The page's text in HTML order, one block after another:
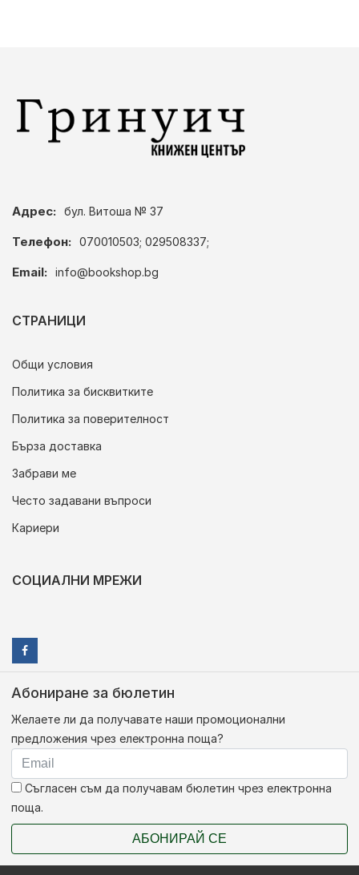
Адрес: бул. Витоша № 37
Телефон: 070010503; 029508337;
Email: info@bookshop.bg
СТРАНИЦИ
Общи условия
Политика за бисквитките
Политика за поверителност
Бърза доставка
Забрави ме
Често задавани въпроси
Кариери
СОЦИАЛНИ МРЕЖИ
Абониране за бюлетин
Желаете ли да получавате наши промоционални
предложения чрез електронна поща?
Съгласен съм да получавам бюлетин чрез електронна
поща.
АБОНИРАЙ СЕ